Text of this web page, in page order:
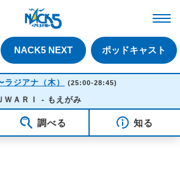
NACK5 NEXT ポッドキャスト
ラジアナ（木） (25:00-28:45)
03:57
ＲＩ - もえがみ
調べる 知る